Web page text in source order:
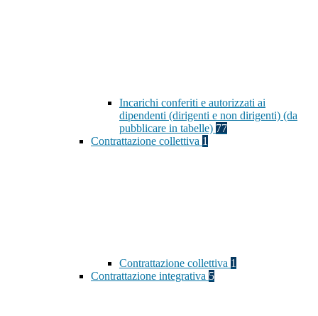
Incarichi conferiti e autorizzati ai
dipendenti (dirigenti e non dirigenti) (da
pubblicare in tabelle) 77
Contrattazione collettiva 1
Contrattazione collettiva 1
Contrattazione integrativa 5